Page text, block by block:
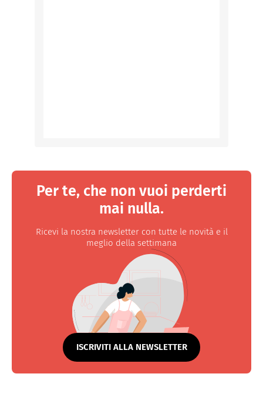
Per te, che non vuoi perderti
mai nulla.
Ricevi la nostra newsletter con tutte le novità e il
meglio della settimana
ISCRIVITI ALLA NEWSLETTER